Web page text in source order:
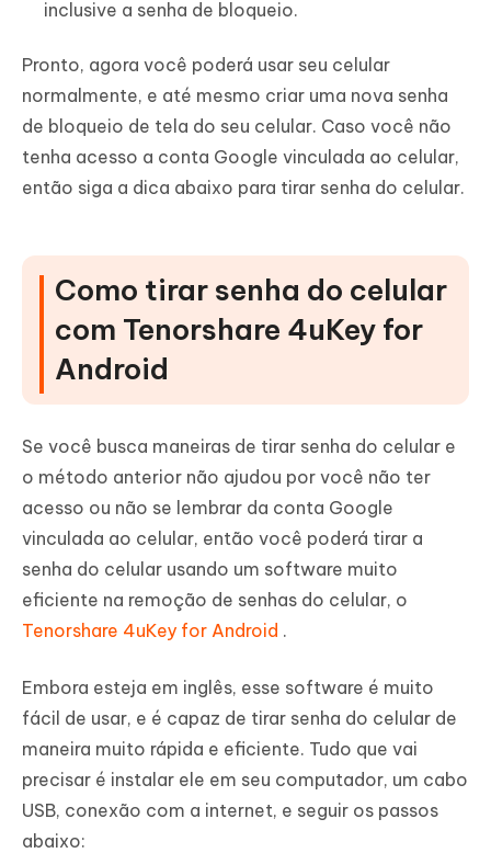
inclusive a senha de bloqueio.
Pronto, agora você poderá usar seu celular
normalmente, e até mesmo criar uma nova senha
de bloqueio de tela do seu celular. Caso você não
tenha acesso a conta Google vinculada ao celular,
então siga a dica abaixo para tirar senha do celular.
Como tirar senha do celular
com Tenorshare 4uKey for
Android
Se você busca maneiras de tirar senha do celular e
o método anterior não ajudou por você não ter
acesso ou não se lembrar da conta Google
vinculada ao celular, então você poderá tirar a
senha do celular usando um software muito
eficiente na remoção de senhas do celular, o
Tenorshare 4uKey for Android .
Embora esteja em inglês, esse software é muito
fácil de usar, e é capaz de tirar senha do celular de
maneira muito rápida e eficiente. Tudo que vai
precisar é instalar ele em seu computador, um cabo
USB, conexão com a internet, e seguir os passos
abaixo: